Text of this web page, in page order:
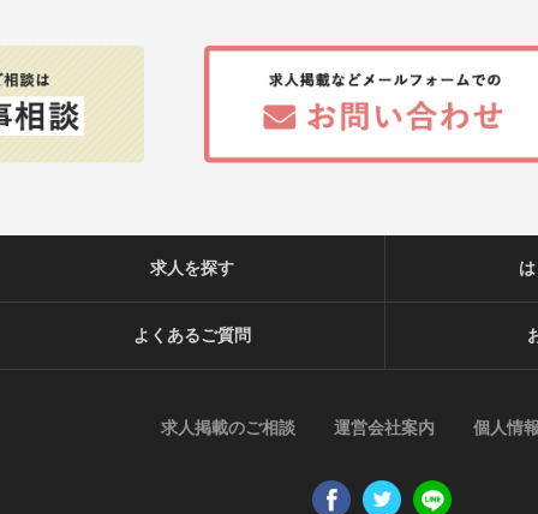
求人を探す
よくあるご質問
求人掲載のご相談 運営会社案内 個人情